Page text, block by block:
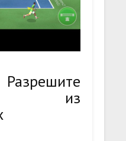
из